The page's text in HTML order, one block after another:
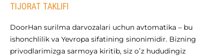
TIJORAT TAKLIFI
DoorHan surilma darvozalari uchun avtomatika – bu
ishonchlilik va Yevropa sifatining sinonimidir. Bizning
privodlarimizga sarmoya kiritib, siz oʻz hududingiz